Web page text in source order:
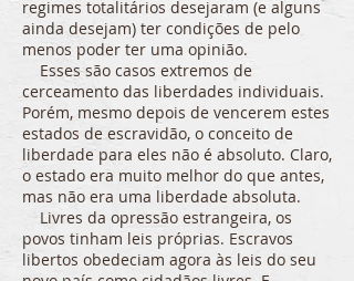
regimes totalitários desejaram (e alguns
ainda desejam) ter condições de pelo
menos poder ter uma opinião.
Esses são casos extremos de
cerceamento das liberdades individuais.
Porém, mesmo depois de vencerem estes
estados de escravidão, o conceito de
liberdade para eles não é absoluto. Claro,
o estado era muito melhor do que antes,
mas não era uma liberdade absoluta.
Livres da opressão estrangeira, os
povos tinham leis próprias. Escravos
libertos obedeciam agora às leis do seu